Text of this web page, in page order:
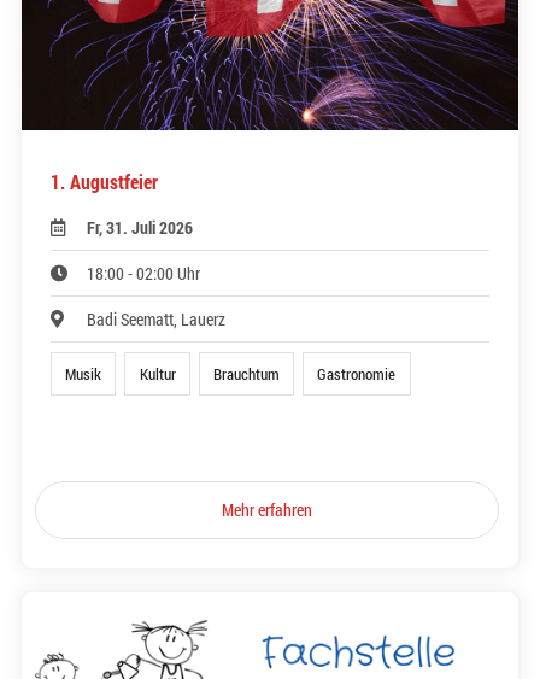
1. Augustfeier
Fr, 31. Juli 2026
18:00 - 02:00 Uhr
Badi Seematt, Lauerz
Musik Kultur Brauchtum Gastronomie
Mehr erfahren